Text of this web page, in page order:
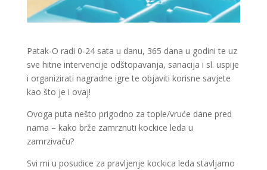
Patak-O radi 0-24 sata u danu, 365 dana u godini te uz
sve hitne intervencije odštopavanja, sanacija i sl. uspije
i organizirati nagradne igre te objaviti korisne savjete
kao što je i ovaj!
Ovoga puta nešto prigodno za tople/vruće dane pred
nama – kako brže zamrznuti kockice leda u
zamrzivaču?
Svi mi u posudice za pravljenje kockica leda stavljamo